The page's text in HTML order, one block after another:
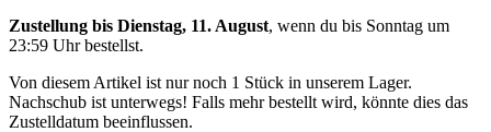
Zustellung bis Dienstag, 11. August, wenn du bis Sonntag um
23:59 Uhrbestellst.
Von diesem Artikel ist nur noch 1 Stück in unserem Lager.
Nachschub ist unterwegs! Falls mehr bestellt wird, könnte dies das
Zustelldatum beeinflussen.